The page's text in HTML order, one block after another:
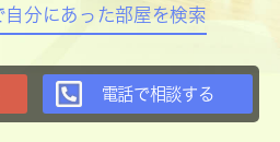
自分にあった部屋を検索
電話で相談する